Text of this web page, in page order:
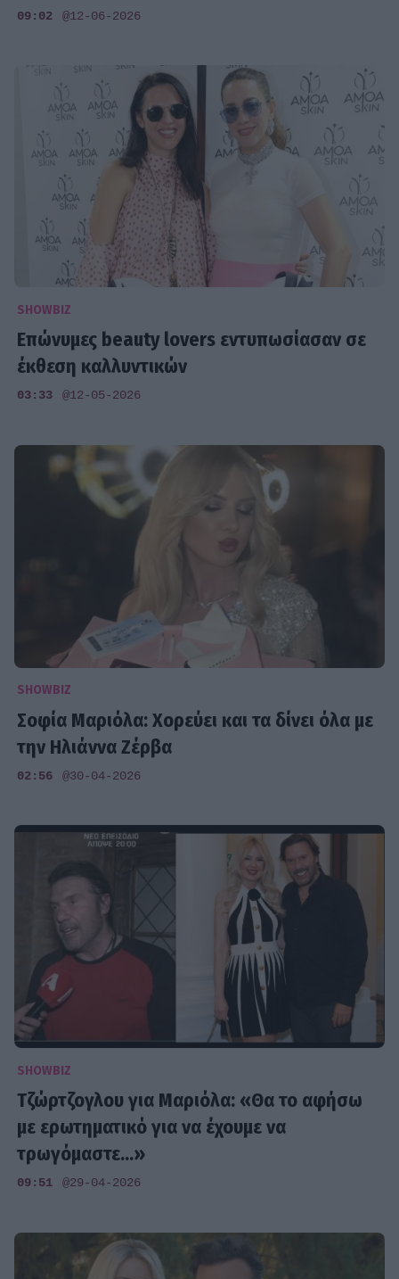
09:02 @12-06-2026
SHOWBIZ
Επώνυμες beauty lovers εντυπωσίασαν σε
έκθεση καλλυντικών
03:33 @12-05-2026
SHOWBIZ
Σοφία Μαριόλα: Χορεύει και τα δίνει όλα με
την Ηλιάννα Ζέρβα
02:56 @30-04-2026
SHOWBIZ
Τζώρτζογλου για Μαριόλα: «Θα το αφήσω
με ερωτηματικό για να έχουμε να
τρωγόμαστε...»
09:51 @29-04-2026